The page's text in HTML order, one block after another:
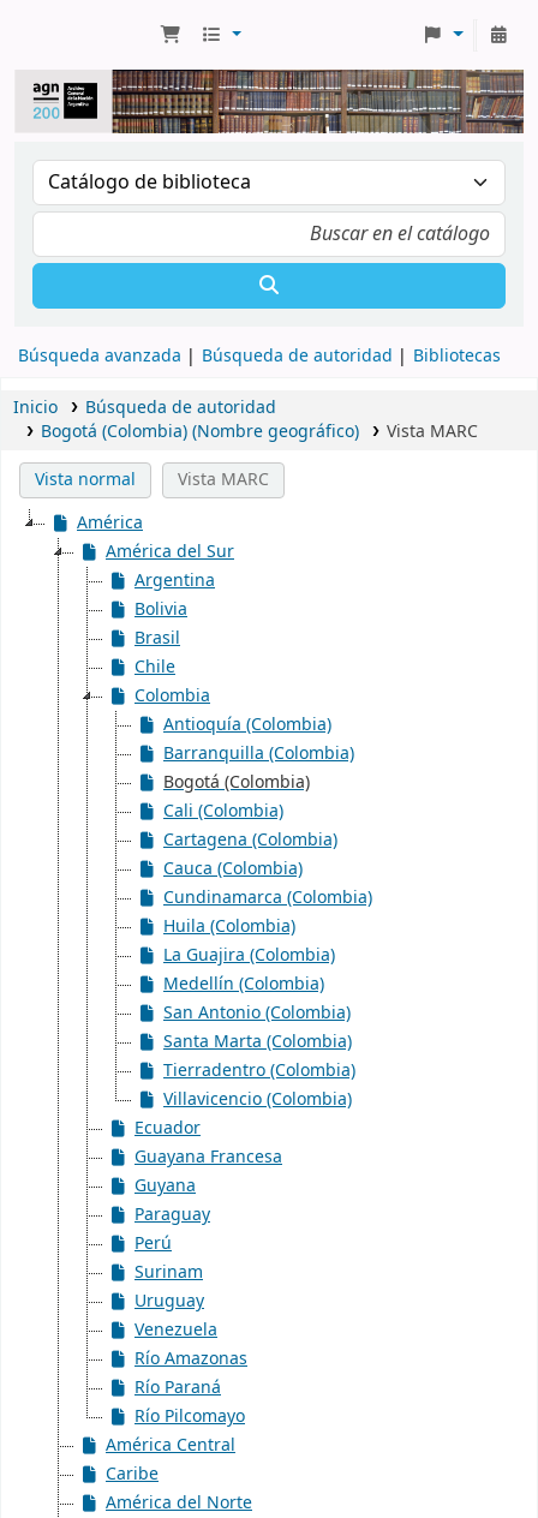
Búsqueda avanzada Búsqueda de autoridad Bibliotecas
Inicio
Búsqueda de autoridad
Bogotá (Colombia) (Nombre geográfico)
Vista MARC
Vista normal
Vista MARC
América
América del Sur
Argentina
Bolivia
Brasil
Chile
Colombia
Antioquía (Colombia)
Barranquilla (Colombia)
Bogotá (Colombia)
Cali (Colombia)
Cartagena (Colombia)
Cauca (Colombia)
Cundinamarca (Colombia)
Huila (Colombia)
La Guajira (Colombia)
Medellín (Colombia)
San Antonio (Colombia)
Santa Marta (Colombia)
Tierradentro (Colombia)
Villavicencio (Colombia)
Ecuador
Guayana Francesa
Guyana
Paraguay
Perú
Surinam
Uruguay
Venezuela
Río Amazonas
Río Paraná
Río Pilcomayo
América Central
Caribe
América del Norte